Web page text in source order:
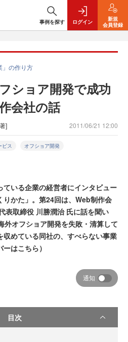
事例を探す ログイン
新規
会員登録
」の作り方
ショア開発で成功
会社の話
] 2011/06/21 12:00
ビス オフショア開発
いる企業の経営者にインタビュー
りかた」。第24回は、Web制作会
表取締役 川勝潤治 氏に話を聞い
外オフショア開発を失敗・清算して
収めている同社の、すべらない事業
はこちら）
通知
目次